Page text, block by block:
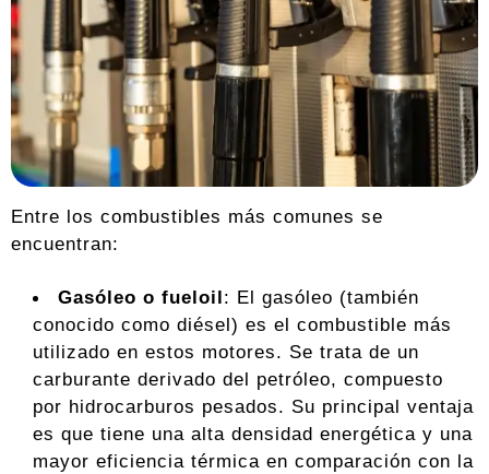
Entre los combustibles más comunes se
encuentran:
Gasóleo o fueloil: El gasóleo (también
conocido como diésel) es el combustible más
utilizado en estos motores. Se trata de un
carburante derivado del petróleo, compuesto
por hidrocarburos pesados. Su principal ventaja
es que tiene una alta densidad energética y una
mayor eficiencia térmica en comparación con la